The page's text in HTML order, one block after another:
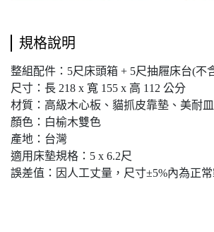
規格說明
整組配件：5尺床頭箱 + 5尺抽屜床台(不
尺寸：長 218 x 寬 155 x 高 112 公分
材質：高級木心板、貓抓皮靠墊、美耐皿
顏色：白榆木雙色
產地：台灣
適用床墊規格：5 x 6.2尺
誤差值：因人工丈量，尺寸±5%內為正常